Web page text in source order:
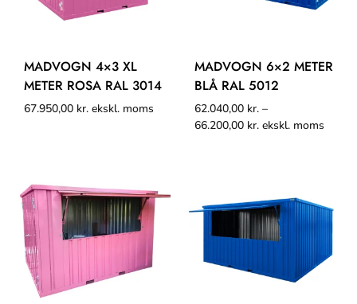
MADVOGN 4×3 XL
METER ROSA RAL 3014
67.950,00 kr. ekskl. moms
MADVOGN 6×2 METER
BLÅ RAL 5012
62.040,00 kr. –
66.200,00 kr. ekskl. moms